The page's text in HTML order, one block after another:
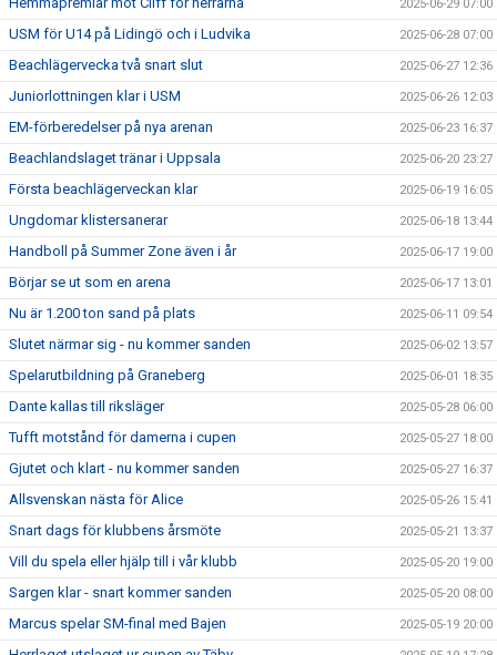
2025-06-29 07:00
USM för U14 på Lidingö och i Ludvika 2025-06-28 07:00
Beachlägervecka två snart slut 2025-06-27 12:36
Juniorlottningen klar i USM 2025-06-26 12:03
EM-förberedelser på nya arenan 2025-06-23 16:37
Beachlandslaget tränar i Uppsala 2025-06-20 23:27
Första beachlägerveckan klar 2025-06-19 16:05
Ungdomar klistersanerar 2025-06-18 13:44
Handboll på Summer Zone även i år 2025-06-17 19:00
Börjar se ut som en arena 2025-06-17 13:01
Nu är 1.200 ton sand på plats 2025-06-11 09:54
Slutet närmar sig - nu kommer sanden 2025-06-02 13:57
Spelarutbildning på Graneberg 2025-06-01 18:35
Dante kallas till riksläger 2025-05-28 06:00
Tufft motstånd för damerna i cupen 2025-05-27 18:00
Gjutet och klart - nu kommer sanden 2025-05-27 16:37
Allsvenskan nästa för Alice 2025-05-26 15:41
Snart dags för klubbens årsmöte 2025-05-21 13:37
Vill du spela eller hjälp till i vår klubb 2025-05-20 19:00
Sargen klar - snart kommer sanden 2025-05-20 08:00
Marcus spelar SM-final med Bajen 2025-05-19 20:00